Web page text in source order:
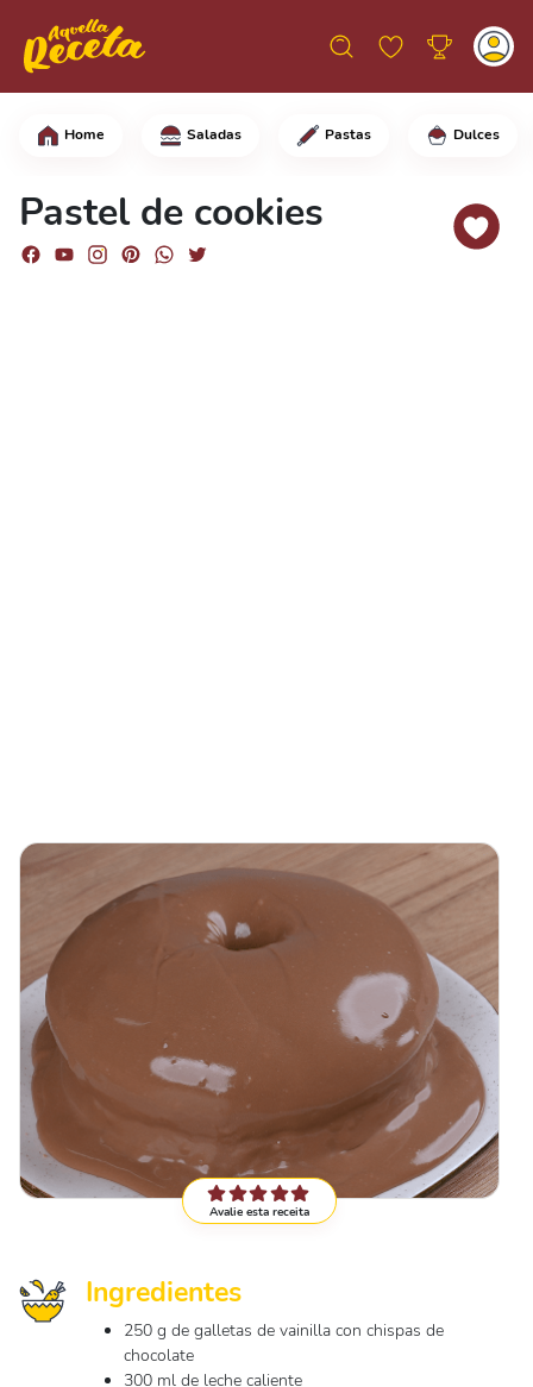
Home Saladas Pastas Dulces
Pastel de cookies
En un bol grande, añade las
Avalie esta receita
Ingredientes
250 g de galletas de vainilla con chispas de
chocolate
300 ml de leche caliente